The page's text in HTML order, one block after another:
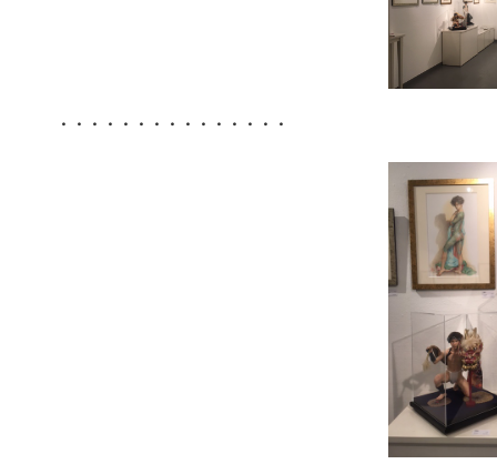
・・・・・・・・・・・・・・・